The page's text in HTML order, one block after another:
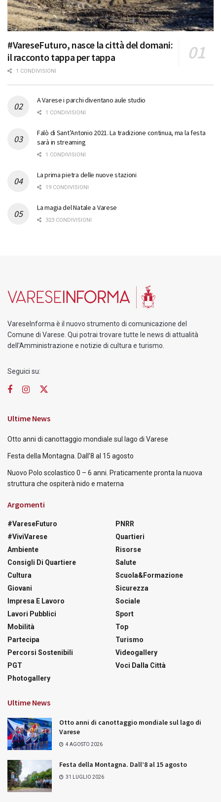
#VareseFuturo, nasce la città del domani:
il racconto tappa per tappa
1 CONDIVISIONI
A Varese i parchi diventano aule studio
1 CONDIVISIONI
Falò di Sant’Antonio 2021. La tradizione continua, ma la festa
sarà in streaming
1 CONDIVISIONI
La prima pietra delle nuove stazioni
19 CONDIVISIONI
La magia del Natale a Varese
323 CONDIVISIONI
VareseInforma è il nuovo strumento di comunicazione del
Comune di Varese. Qui potrai trovare tutte le news di attualità
dell'Amministrazione e notizie di cultura e turismo.
Seguici su:
Ultime News
Otto anni di canottaggio mondiale sul lago di Varese
Festa della Montagna. Dall’8 al 15 agosto
Nuovo Polo scolastico 0 – 6 anni. Praticamente pronta la nuova
struttura che ospiterà nido e materna
Argomenti
#VareseFuturo
#ViviVarese
Ambiente
Consigli Di Quartiere
Cultura
Giovani
Impresa E Lavoro
Lavori Pubblici
Mobilità
Partecipa
Percorsi Sostenibili
PGT
Photogallery
PNRR
Quartieri
Risorse
Salute
Scuola&Formazione
Sicurezza
Sociale
Sport
Top
Turismo
Videogallery
Voci Dalla Città
Ultime News
Otto anni di canottaggio mondiale sul lago di
Varese
4 AGOSTO 2026
Festa della Montagna. Dall’8 al 15 agosto
31 LUGLIO 2026